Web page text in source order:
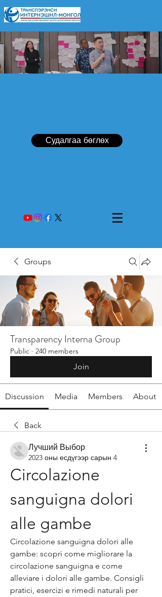
Судалгаа бөглөх
Groups
Transparency Interna Group
Public · 240 members
Join
Discussion Media Members About
Back
Лучший Выбор
2023 оны есдүгээр сарын 4
Circolazione
sanguigna dolori
alle gambe
Circolazione sanguigna dolori alle
gambe: scopri come migliorare la
circolazione sanguigna e come
alleviare i dolori alle gambe. Consigli
pratici, esercizi e rimedi naturali per